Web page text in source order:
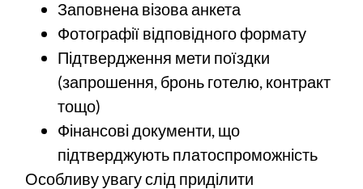
Заповнена візова анкета
Фотографії відповідного формату
Підтвердження мети поїздки
(запрошення, бронь готелю, контракт
тощо)
Фінансові документи, що
підтверджують платоспроможність
Особливу увагу слід приділити